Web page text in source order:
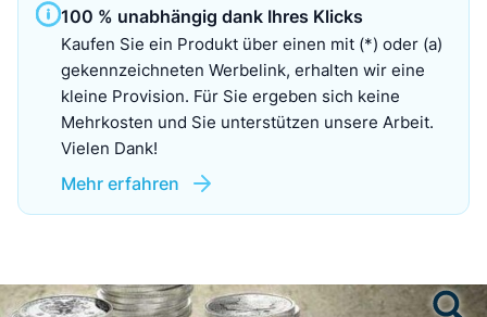
100 % unabhängig dank Ihres Klicks
Kaufen Sie ein Produkt über einen mit (*) oder (a)
gekennzeichneten Werbelink, erhalten wir eine
kleine Provision. Für Sie ergeben sich keine
Mehrkosten und Sie unterstützen unsere Arbeit.
Vielen Dank!
Mehr erfahren